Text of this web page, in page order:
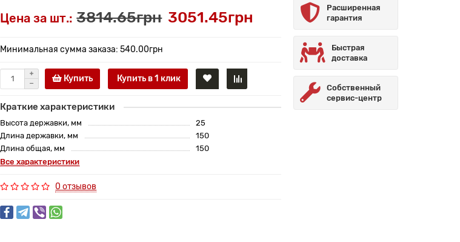
Цена за шт.: 3814.65грн 3051.45грн
Минимальная сумма заказа: 540.00грн
Купить Купить в 1 клик
Краткие характеристики
Высота державки, мм
25
Длина державки, мм
150
Длина общая, мм
150
Все характеристики
0 отзывов
Расширенная
гарантия
Быстрая
доставка
Собственный
сервис-центр